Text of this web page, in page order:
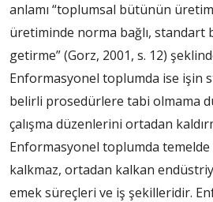
anlamı “toplumsal bütünün
üretiminde norma bağlı, standart
getirme” (Gorz, 2001, s. 12)
Enformasyonel toplumda ise işin
belirli prosedürlere tabi olmama
çalışma düzenlerini ortadan
Enformasyonel toplumda temelde
kalkmaz, ortadan kalkan
emek süreçleri ve iş şekilleridir.